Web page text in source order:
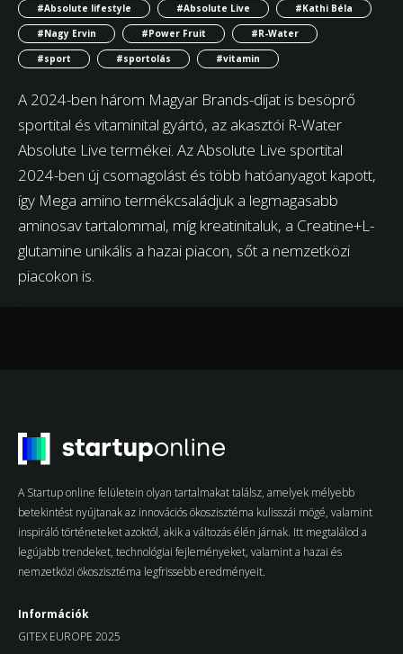
#Absolute lifestyle #Absolute Live
#Kathi Béla
#Nagy Ervin
#Power Fruit
#R-Water
#sport
#sportolás #vitamin
A 2024-ben három Magyar Brands-díjat is besöprő
sportital és vitaminital gyártó, az akasztói R-Water
Absolute Live termékei. Az Absolute Live sportital
2024-ben új csomagolást és több hatóanyagot kapott,
így Mega amino termékcsaládjuk a legmagasabb
aminosav tartalommal, míg kreatinitaluk, a Creatine+L-
glutamine unikális a hazai piacon, sőt a nemzetközi
piacokon is.
A Startup online felületein olyan tartalmakat találsz, amelyek mélyebb
betekintést nyújtanak az innovációs ökoszisztéma kulisszái mögé, valamint
inspiráló történeteket azoktól, akik a változás élén járnak. Itt megtalálod a
legújabb trendeket, technológiai fejleményeket, valamint a hazai és
nemzetközi ökoszisztéma legfrissebb eredményeit.
Információk
GITEX EUROPE 2025